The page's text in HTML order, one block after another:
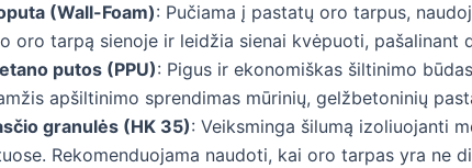
(Wall-Foam): Pučiama į pastatų oro tarpus,
oro tarpą sienoje ir leidžia sienai kvėpuoti, pašalinant
putos (PPU): Pigus ir ekonomiškas šiltinimo
apšiltinimo sprendimas mūrinių, gelžbetoninių
granulės (HK 35): Veiksminga šilumą izoliuojanti
Rekomenduojama naudoti, kai oro tarpas yra ne